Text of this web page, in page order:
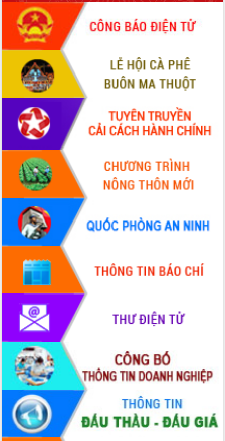
Đề án 06 tạo bước ngoặt đột phá trong
cải cách hành chính tỉnh Đắk Lắk
Kết nối tour, đẩy mạnh chuyển đổi số
để phát triển du lịch Đắk Lắk
Khởi động Dự án Đầu tư xây dựng hạ
tầng kỹ thuật Cụm công nghiệp Tân
Gặp mặt các cơ quan báo chí nhân Kỷ
niệm 101 năm Ngày Báo chí Cách
mạng Việt Nam
Đắk Lắk sơ kết 4 năm triển khai thực
hiện Đề án 06 của Chính phủ
Họp báo thông tin về Hội nghị Công bố
Quy hoạch và Xúc tiến đầu tư tỉnh Đắk
Khơi thông điểm nghẽn, đẩy nhanh
giải ngân vốn khắc phục thiên tai
HĐND tỉnh thông qua điều chỉnh Quy
hoạch tỉnh thời kỳ 2021-2030
Hội thảo góp ý hồ sơ điều chỉnh quy
hoạch tỉnh Đắk Lắk thời kỳ 2021-2030,
tầm nhìn đến năm 2050
Nâng cao hiệu quả hoạt động của các
doanh nghiệp nhà nước
Hội nghị triển khai kết nối mạng
truyền số liệu chuyên dùng phục vụ cơ
quan Đảng, Nhà nước
Lễ phát động chuỗi hoạt động chung
tay làm sạch môi trường
Xã Ea Kar bước chuyển mình trong
công tác cải cách hành chính mô hình
mới
UBND tỉnh họp báo định kỳ tháng 4
năm 2026
Hội thảo khoa học “Giải pháp thúc đẩy
phát triển nền kinh tế xanh tại tỉnh
Đắk Lắk”
Tăng cường giám sát, đôn đốc thực
hiện nhiệm vụ quản lý tài sản công
hàng tuần